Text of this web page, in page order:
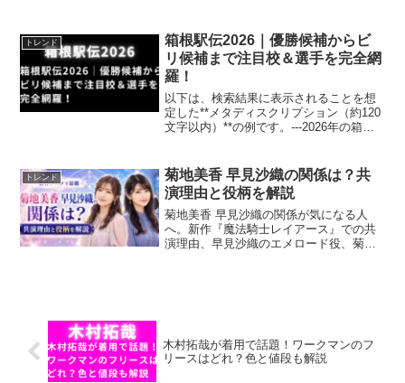
の一軍選手登録抹消後の再登録可能日、
復帰時期、代わりの選手、2026年成績ま
でわかりやすく解説します。
トレンド
箱根駅伝2026｜優勝候補からビ
リ候補まで注目校＆選手を完全網
羅！
以下は、検索結果に表示されることを想
定した**メタディスクリプション（約120
文字以内）**の例です。---2026年の箱根
位争いの行方まで詳しく解説。
トレンド
菊地美香 早見沙織の関係は？共
演理由と役柄を解説
菊地美香 早見沙織の関係が気になる人
へ。新作『魔法騎士レイアース』での共
演理由、早見沙織のエメロード役、菊地
木村拓哉が着用で話題！ワークマンのフ
リースはどれ？色と値段も解説